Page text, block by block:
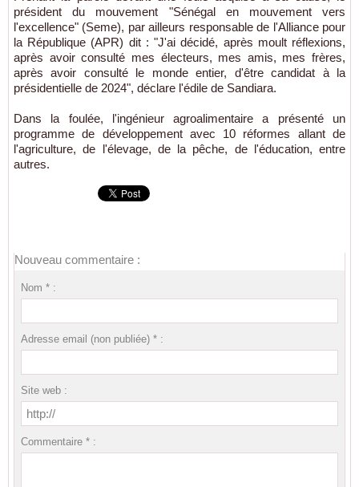
président du mouvement "Sénégal en mouvement vers
l'excellence" (Seme), par ailleurs responsable de l'Alliance pour
la République (APR) dit : "J'ai décidé, après moult réflexions,
après avoir consulté mes électeurs, mes amis, mes frères,
après avoir consulté le monde entier, d'être candidat à la
présidentielle de 2024", déclare l'édile de Sandiara.
Dans la foulée, l'ingénieur agroalimentaire a présenté un
programme de développement avec 10 réformes allant de
l'agriculture, de l'élevage, de la pêche, de l'éducation, entre
autres.
Nouveau commentaire :
Nom * :
Adresse email (non publiée) * :
Site web :
Commentaire * :